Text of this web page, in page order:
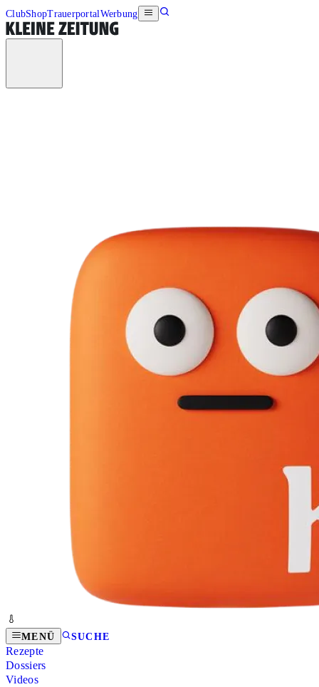
ClubShopTrauerportalWerbung
MENÜ SUCHE
Rezepte
Dossiers
Videos